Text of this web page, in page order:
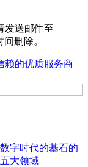
发送邮件至
删除。
赖的优质服务商
字时代的基石的
大领域